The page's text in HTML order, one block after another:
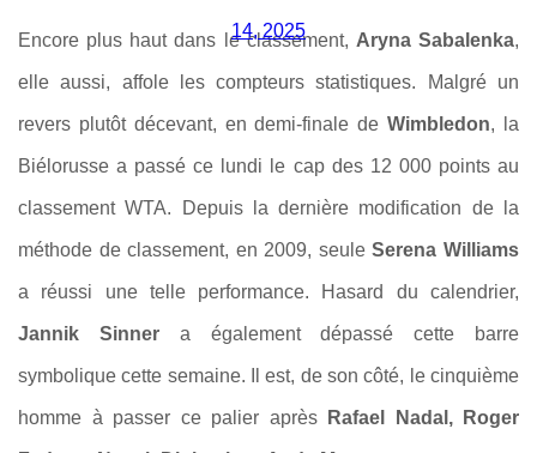
14, 2025
Encore plus haut dans le classement, Aryna Sabalenka,
elle aussi, affole les compteurs statistiques. Malgré un
revers plutôt décevant, en demi-finale deWimbledon, la
Biélorusse a passé ce lundi le cap des 12 000 points au
classement WTA. Depuis la dernière modification de la
méthode de classement, en 2009, seuleSerena Williams
a réussi une telle performance. Hasard du calendrier,
Jannik Sinner a également dépassé cette barre
symbolique cette semaine. Il est, de son côté, le cinquième
homme à passer ce palier après Rafael Nadal, Roger